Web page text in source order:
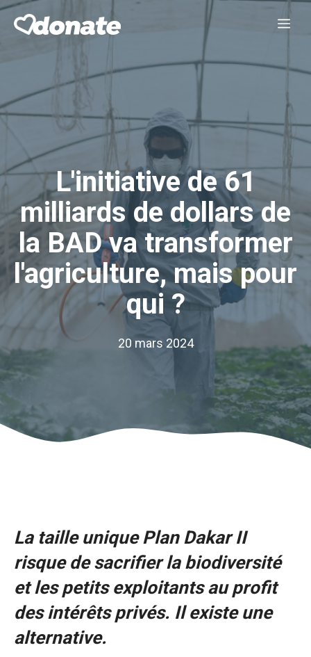
Aller
L'initiative de 61
milliards de dollars de
la BAD va transformer
l'agriculture, mais pour
qui ?
20 mars 2024
La taille uniquePlan Dakar II
risque de sacrifier la biodiversité
et les petits exploitants au profit
des intérêts privés. Il existe une
alternative.